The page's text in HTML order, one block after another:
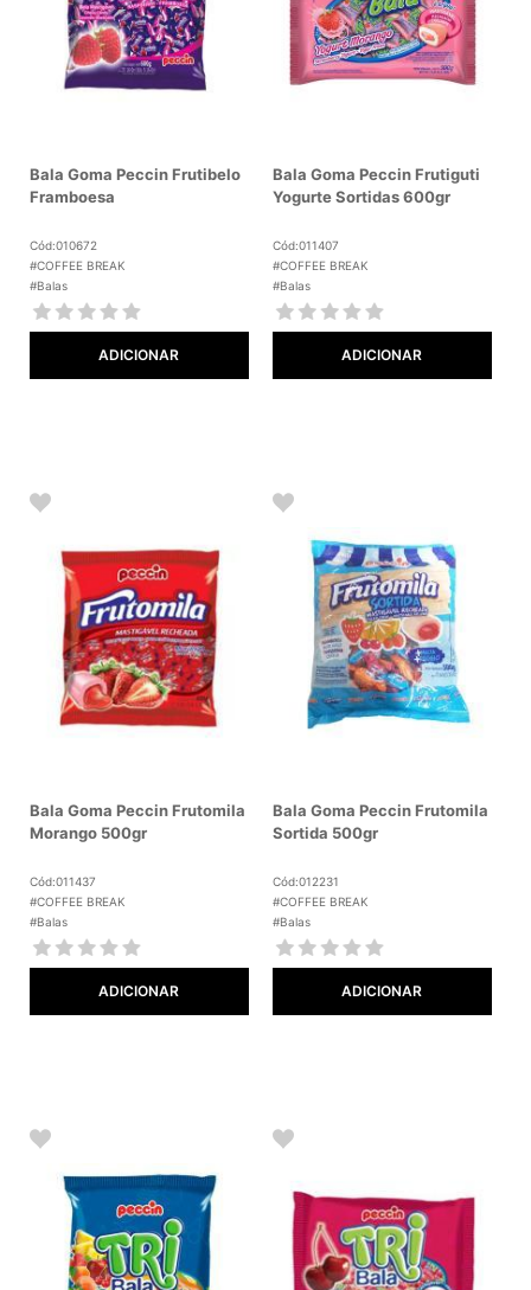
Bala Goma Peccin Frutibelo
Framboesa
Cód:010672
#COFFEE BREAK
#Balas
ADICIONAR
Bala Goma Peccin Frutiguti
Yogurte Sortidas 600gr
Cód:011407
#COFFEE BREAK
#Balas
ADICIONAR
Bala Goma Peccin Frutomila
Morango 500gr
Cód:011437
#COFFEE BREAK
#Balas
ADICIONAR
Bala Goma Peccin Frutomila
Sortida 500gr
Cód:012231
#COFFEE BREAK
#Balas
ADICIONAR